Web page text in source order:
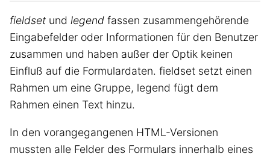
fieldset und legend fassen zusammengehörende
Eingabefelder oder Informationen für den Benutzer
zusammen und haben außer der Optik keinen
Einfluß auf die Formulardaten. fieldset setzt einen
Rahmen um eine Gruppe, legend fügt dem
Rahmen einen Text hinzu.
In den vorangegangenen HTML-Versionen
mussten alle Felder des Formulars innerhalb eines